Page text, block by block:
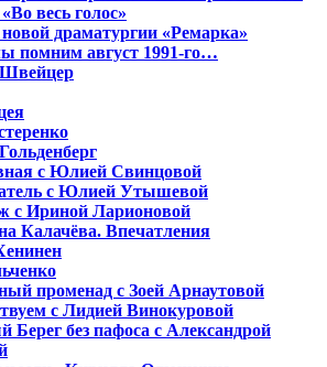
весь голос»
драматургии «Ремарка»
помним август 1991-го…
с Юлией Свинцовой
с Юлией Утышевой
с Ириной Ларионовой
Калачёва. Впечатления
променад с Зоей Арнаутовой
с Лидией Винокуровой
Берег без пафоса с Александрой